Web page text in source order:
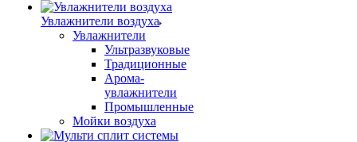
Увлажнители воздуха
Увлажнители
Ультразвуковые
Традиционные
Арома-
увлажнители
Промышленные
Мойки воздуха